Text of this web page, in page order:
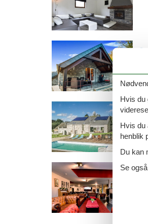
Emne nr.: 351-BE-6984-
03
Emne nr.: 351-BE-5537-
42
Emne nr.: 132-BLX068
Hvis du
Hvis du
henblik
Du kan
Se